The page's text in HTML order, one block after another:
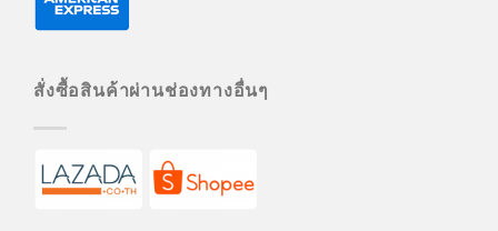
สั่งซื้อสินค้าผ่านช่องทางอื่นๆ